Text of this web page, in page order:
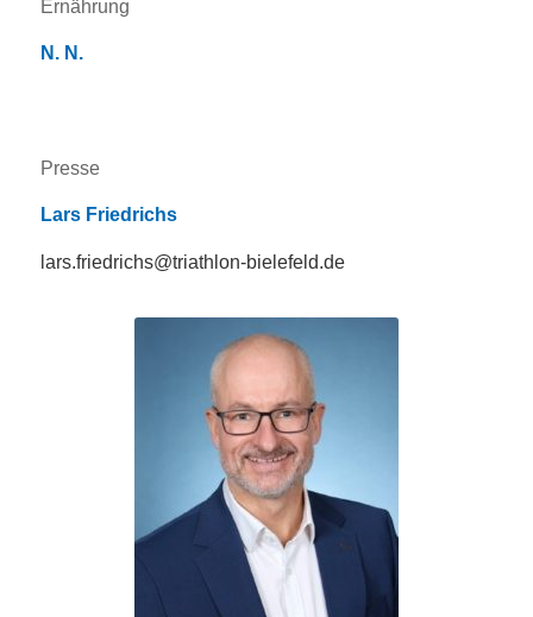
Ernährung
N. N.
Presse
Lars Friedrichs
lars.friedrichs@triathlon-bielefeld.de